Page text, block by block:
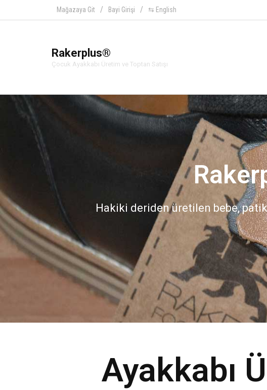
Mağazaya Git Bayi Girişi ⇆ English
Rakerplus®
Çocuk Ayakkabı Üretim ve Toptan Satışı
Hakiki deriden üretilen bebe,
Ayakkabı